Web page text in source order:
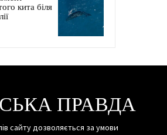
кита біля
ПРАВДА
сайту дозволяється за умови